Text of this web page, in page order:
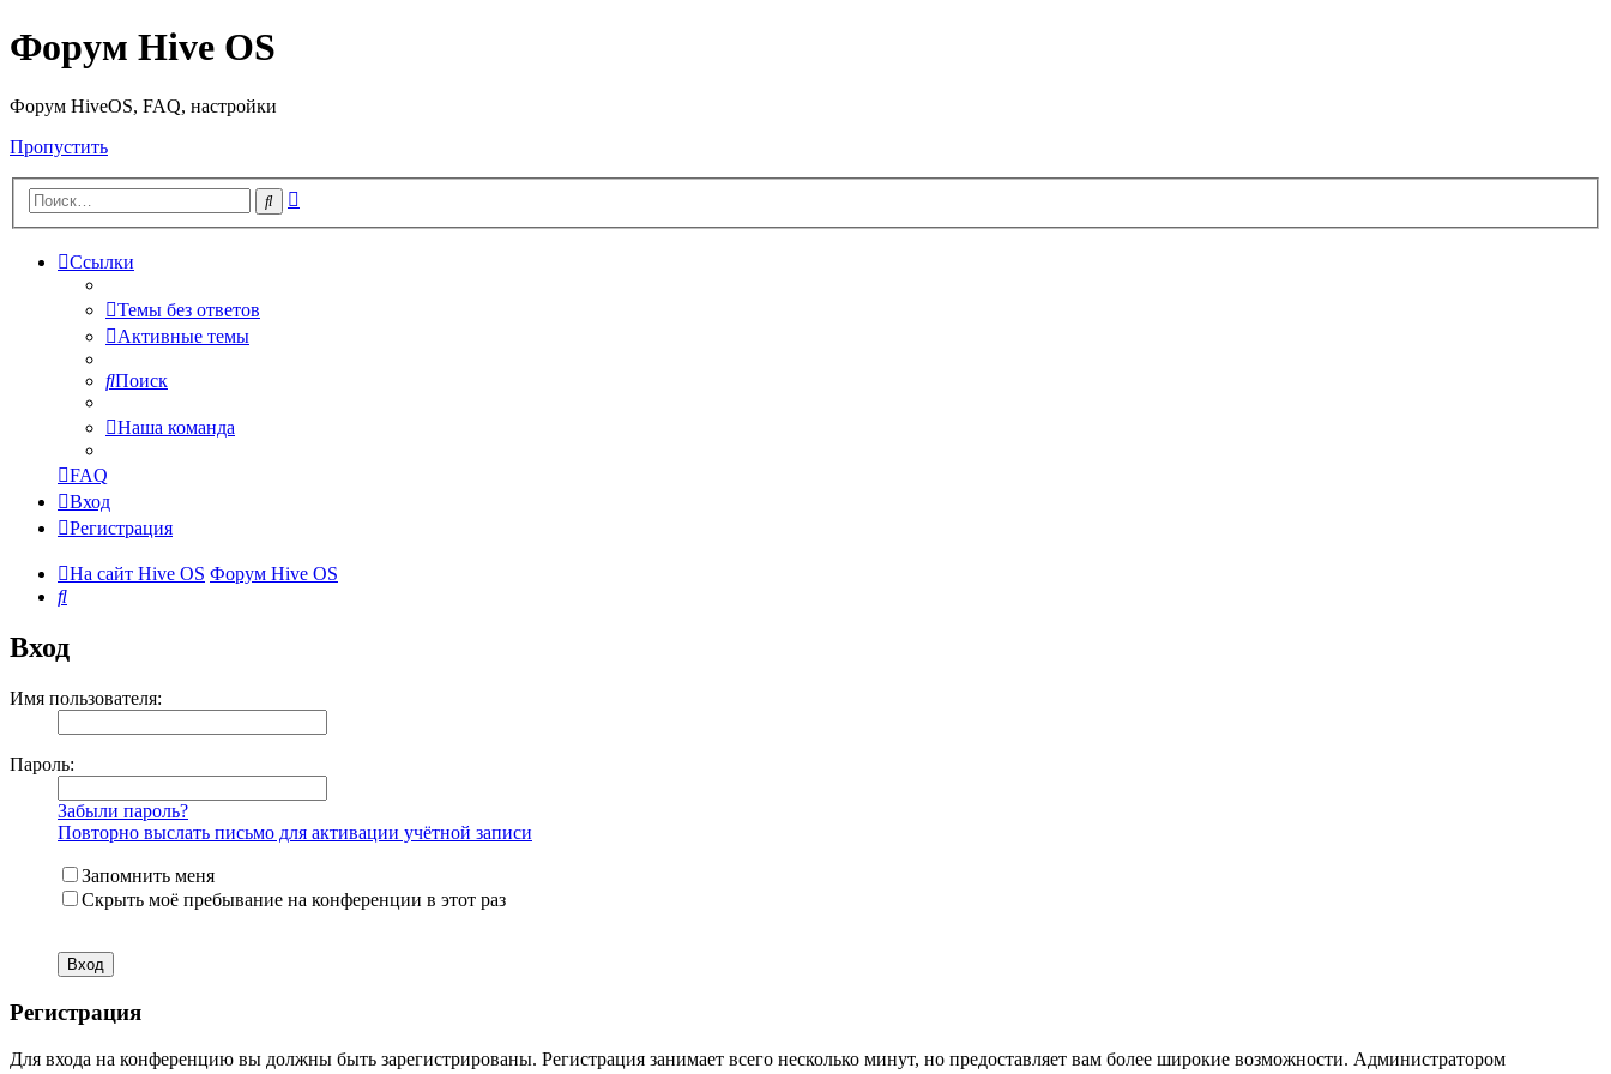
Форум Hive OS
Форум HiveOS, FAQ, настройки
Пропустить
Поиск
Ссылки
Темы без ответов
Активные темы
Поиск
Наша команда
FAQ
Вход
Регистрация
На сайт Hive OS Форум Hive OS
Поиск
Вход
Имя пользователя:
Пароль:
Забыли пароль?
Повторно выслать письмо для активации учётной записи
Запомнить меня
Скрыть моё пребывание на конференции в этот раз
Регистрация
Для входа на конференцию вы должны быть зарегистрированы. Регистрация занимает всего несколько минут, но предоставляет вам более широкие возможности. Администратором